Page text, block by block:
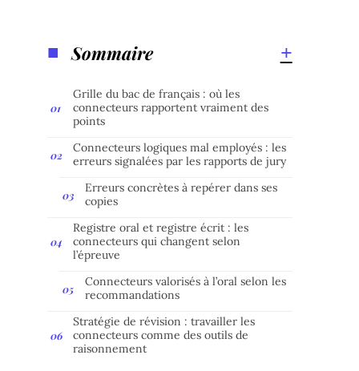
Sommaire
Grille du bac de français : où les
connecteurs rapportent vraiment des
points
Connecteurs logiques mal employés : les
erreurs signalées par les rapports de jury
Erreurs concrètes à repérer dans ses
copies
Registre oral et registre écrit : les
connecteurs qui changent selon
l’épreuve
Connecteurs valorisés à l’oral selon les
recommandations
Stratégie de révision : travailler les
connecteurs comme des outils de
raisonnement